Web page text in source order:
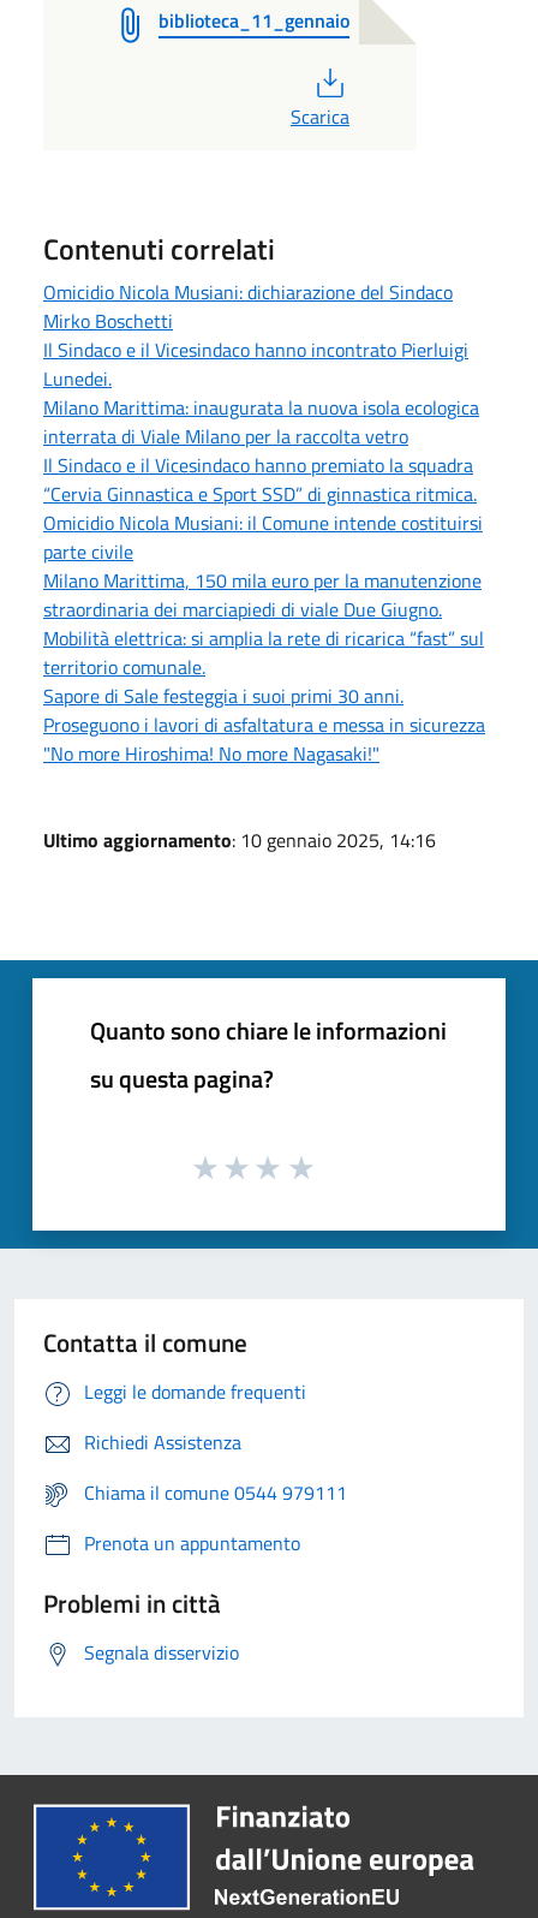
biblioteca_11_gennaio
Scarica
Contenuti correlati
Omicidio Nicola Musiani: dichiarazione del Sindaco
Mirko Boschetti
Il Sindaco e il Vicesindaco hanno incontrato Pierluigi
Lunedei.
Milano Marittima: inaugurata la nuova isola ecologica
interrata di Viale Milano per la raccolta vetro
Il Sindaco e il Vicesindaco hanno premiato la squadra
“Cervia Ginnastica e Sport SSD” di ginnastica ritmica.
Omicidio Nicola Musiani: il Comune intende costituirsi
parte civile
Milano Marittima, 150 mila euro per la manutenzione
straordinaria dei marciapiedi di viale Due Giugno.
Mobilità elettrica: si amplia la rete di ricarica “fast” sul
territorio comunale.
Sapore di Sale festeggia i suoi primi 30 anni.
Proseguono i lavori di asfaltatura e messa in sicurezza
"No more Hiroshima! No more Nagasaki!"
Ultimo aggiornamento: 10 gennaio 2025, 14:16
Quanto sono chiare le informazioni
su questa pagina?
Contatta il comune
Leggi le domande frequenti
Richiedi Assistenza
Chiama il comune 0544 979111
Prenota un appuntamento
Problemi in città
Segnala disservizio